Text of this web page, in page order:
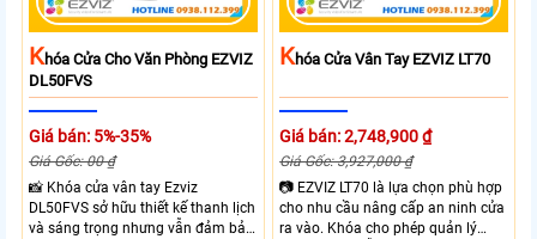
KHóa Cửa Cho Văn Phòng EZVIZ
DL50FVS
Giá bán: 5%-35%
Giá Gốc: 00 ₫
📸 Khóa cửa vân tay Ezviz
DL50FVS sở hữu thiết kế thanh lịch
và sáng trọng nhưng vẫn đảm bảo
KHóa Cửa Vân Tay EZVIZ LT70
Giá bán: 2,748,900 ₫
Giá Gốc: 3,927,000 ₫
📷 EZVIZ LT70 là lựa chọn phù hợp
cho nhu cầu nâng cấp an ninh cửa
ra vào. Khóa cho phép quản lý